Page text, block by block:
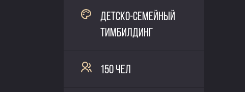
ДЕТСКО-СЕМЕЙНЫЙ
ТИМБИЛДИНГ
150 ЧЕЛ